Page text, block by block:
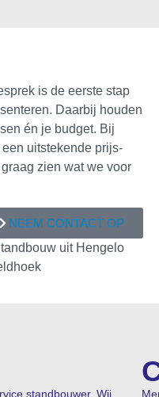
is de eerste stap
Daarbij houden
én je budget. Bij
uitstekende prijs-
zien wat we voor
NEEM CONTACT OP
standbouwer. Wij